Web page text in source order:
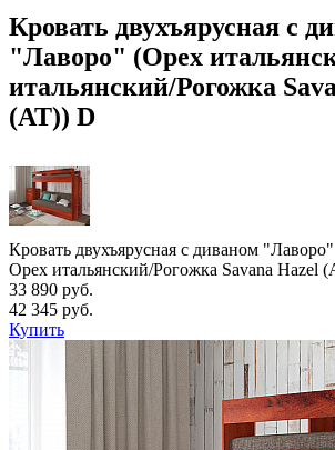
Кровать двухъярусная с
"Лаворо" (Орех
итальянский/Рогожка
(AT)) D
Кровать двухъярусная с диваном
Орех итальянский/Рогожка Savana Hazel
33 890 руб.
42 345 руб.
Купить